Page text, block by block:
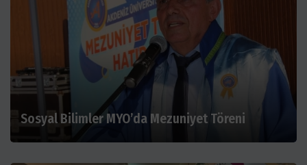
Sosyal Bilimler MYO’da Mezuniyet Töreni